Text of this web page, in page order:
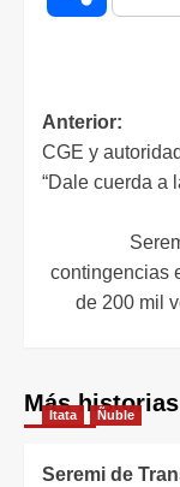
Anterior:
CGE y
“Dale cuerda a
contingencias
de 200 mil
Más historias
Itata Ñuble
Seremi de